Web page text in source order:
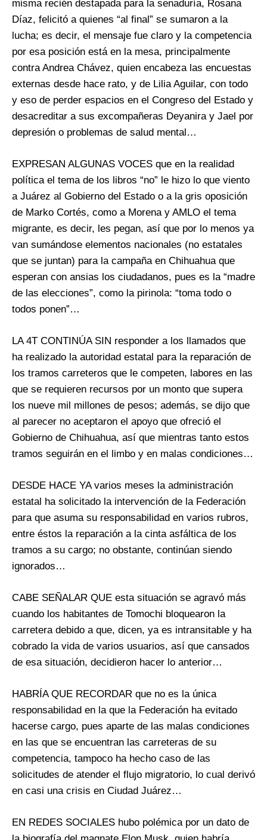
misma recién destapada para la senaduría, Rosana
Díaz, felicitó a quienes “al final” se sumaron a la
lucha; es decir, el mensaje fue claro y la competencia
por esa posición está en la mesa, principalmente
contra Andrea Chávez, quien encabeza las encuestas
externas desde hace rato, y de Lilia Aguilar, con todo
y eso de perder espacios en el Congreso del Estado y
desacreditar a sus excompañeras Deyanira y Jael por
depresión o problemas de salud mental…
EXPRESAN ALGUNAS VOCES que en la realidad
política el tema de los libros “no” le hizo lo que viento
a Juárez al Gobierno del Estado o a la gris oposición
de Marko Cortés, como a Morena y AMLO el tema
migrante, es decir, les pegan, así que por lo menos ya
van sumándose elementos nacionales (no estatales
que se juntan) para la campaña en Chihuahua que
esperan con ansias los ciudadanos, pues es la “madre
de las elecciones”, como la pirinola: “toma todo o
todos ponen”…
LA 4T CONTINÚA SIN responder a los llamados que
ha realizado la autoridad estatal para la reparación de
los tramos carreteros que le competen, labores en las
que se requieren recursos por un monto que supera
los nueve mil millones de pesos; además, se dijo que
al parecer no aceptaron el apoyo que ofreció el
Gobierno de Chihuahua, así que mientras tanto estos
tramos seguirán en el limbo y en malas condiciones…
DESDE HACE YA varios meses la administración
estatal ha solicitado la intervención de la Federación
para que asuma su responsabilidad en varios rubros,
entre éstos la reparación a la cinta asfáltica de los
tramos a su cargo; no obstante, continúan siendo
ignorados…
CABE SEÑALAR QUE esta situación se agravó más
cuando los habitantes de Tomochi bloquearon la
carretera debido a que, dicen, ya es intransitable y ha
cobrado la vida de varios usuarios, así que cansados
de esa situación, decidieron hacer lo anterior…
HABRÍA QUE RECORDAR que no es la única
responsabilidad en la que la Federación ha evitado
hacerse cargo, pues aparte de las malas condiciones
en las que se encuentran las carreteras de su
competencia, tampoco ha hecho caso de las
solicitudes de atender el flujo migratorio, lo cual derivó
en casi una crisis en Ciudad Juárez…
EN REDES SOCIALES hubo polémica por un dato de